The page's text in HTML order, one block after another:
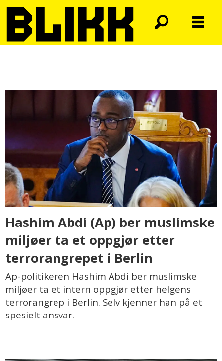
livssyn
Hashim Abdi (Ap) ber muslimske
miljøer ta et oppgjør etter
terrorangrepet i Berlin
Ap-politikeren Hashim Abdi ber muslimske
miljøer ta et intern oppgjør etter helgens
terrorangrep i Berlin. Selv kjenner han på et
spesielt ansvar.